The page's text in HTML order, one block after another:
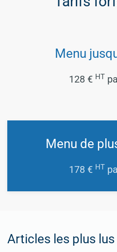
Menu
128 € HT
Menu de
178 € HT
Articles les plus lus